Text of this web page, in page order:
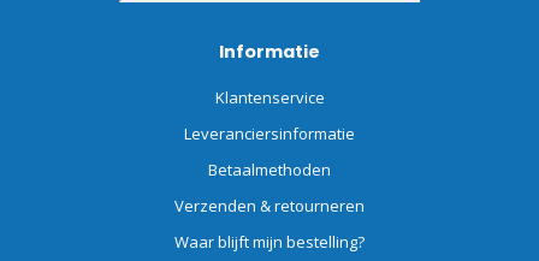
Informatie
Klantenservice
Leveranciersinformatie
Betaalmethoden
Verzenden & retourneren
Waar blijft mijn bestelling?